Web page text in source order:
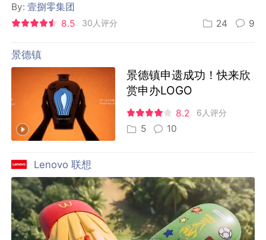
By:壹捌零集团
8.5
30人评分 24 9
景德镇
景德镇申遗成功！快来欣
赏申办LOGO
8.2 6人评分
5 10
Lenovo 联想